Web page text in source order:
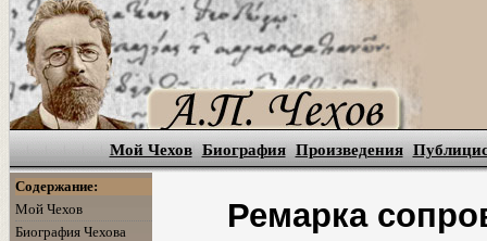
Мой Чехов Биография Произведения
Содержание:
Мой Чехов
Биография Чехова
Ремарка